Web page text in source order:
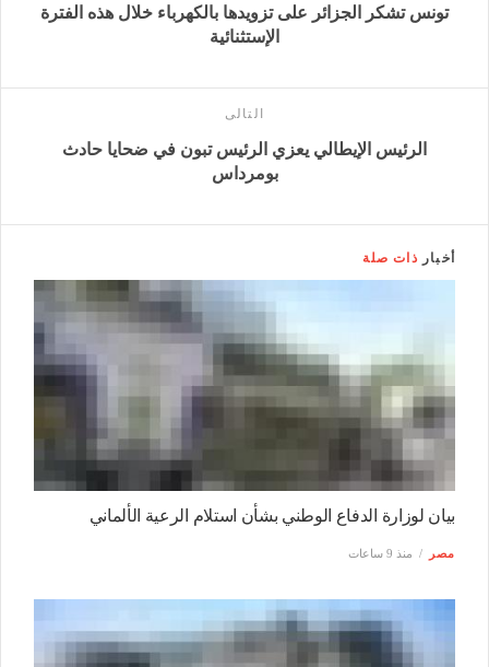
تونس تشكر الجزائر على تزويدها بالكهرباء خلال هذه الفترة
الإستثنائية
التالى
الرئيس الإيطالي يعزي الرئيس تبون في ضحايا حادث
بومرداس
أخبار ذات صلة
بيان لوزارة الدفاع الوطني بشأن استلام الرعية الألماني
مصر منذ 9 ساعات